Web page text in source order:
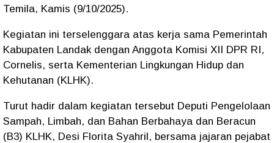
Temila, Kamis (9/10/2025).
Kegiatan ini terselenggara atas kerja sama Pemerintah
Kabupaten Landak dengan Anggota Komisi XII DPR RI,
Cornelis, serta Kementerian Lingkungan Hidup dan
Kehutanan (KLHK).
Turut hadir dalam kegiatan tersebut Deputi Pengelolaan
Sampah, Limbah, dan Bahan Berbahaya dan Beracun
(B3) KLHK, Desi Florita Syahril, bersama jajaran pejabat